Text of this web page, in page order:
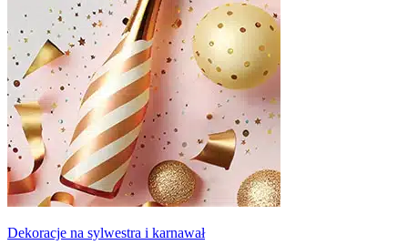
Dekoracje na sylwestra i karnawał